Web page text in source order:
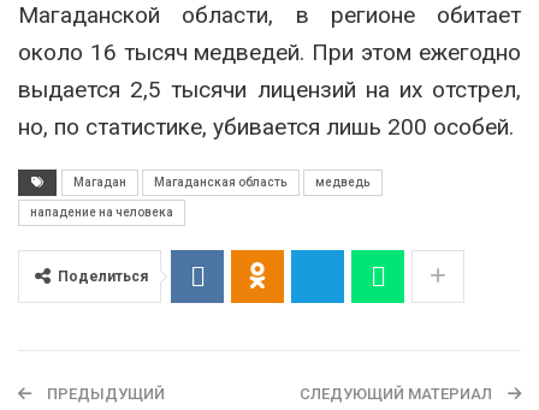
Магаданской области, в регионе обитает
около 16 тысяч медведей. При этом ежегодно
выдается 2,5 тысячи лицензий на их отстрел,
но, по статистике, убивается лишь 200 особей.
Магадан Магаданская область медведь
нападение на человека
Поделиться
ПРЕДЫДУЩИЙ
СЛЕДУЮЩИЙ МАТЕРИАЛ